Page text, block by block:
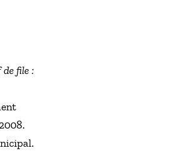
de file :